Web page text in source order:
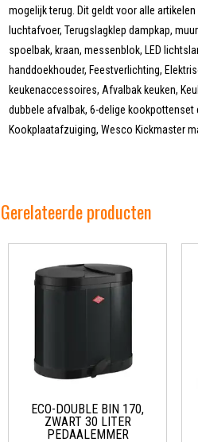
mogelijk terug. Dit geldt voor alle
luchtafvoer, Terugslagklep dampkap,
spoelbak, kraan, messenblok, LED
handdoekhouder, Feestverlichting,
keukenaccessoires, Afvalbak keuken,
dubbele afvalbak, 6-delige kookpottenset
Kookplaatafzuiging, Wesco Kickmaster
Gerelateerde producten
ECO-DOUBLE BIN 170,
ZWART 30 LITER
PEDAALEMMER